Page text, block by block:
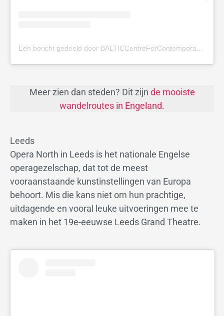
Een bericht gedeeld door BALTICCentreForContemporaryArt (@balticgateshead)
Meer zien dan steden? Dit zijn de mooiste
wandelroutes in Engeland.
Leeds
Opera North in Leeds is het nationale Engelse
operagezelschap, dat tot de meest
vooraanstaande kunstinstellingen van Europa
behoort. Mis die kans niet om hun prachtige,
uitdagende en vooral leuke uitvoeringen mee te
maken in het 19e-eeuwse Leeds Grand Theatre.